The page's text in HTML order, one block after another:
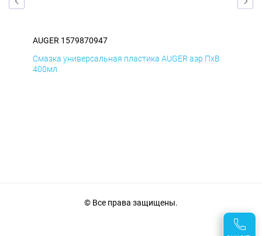
AUGER 1579870947
Смазка универсальная пластика AUGER аэр ПхВ
400мл
© Все права защищены.